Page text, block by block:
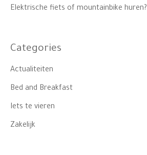
Elektrische fiets of mountainbike huren?
Categories
Actualiteiten
Bed and Breakfast
Iets te vieren
Zakelijk